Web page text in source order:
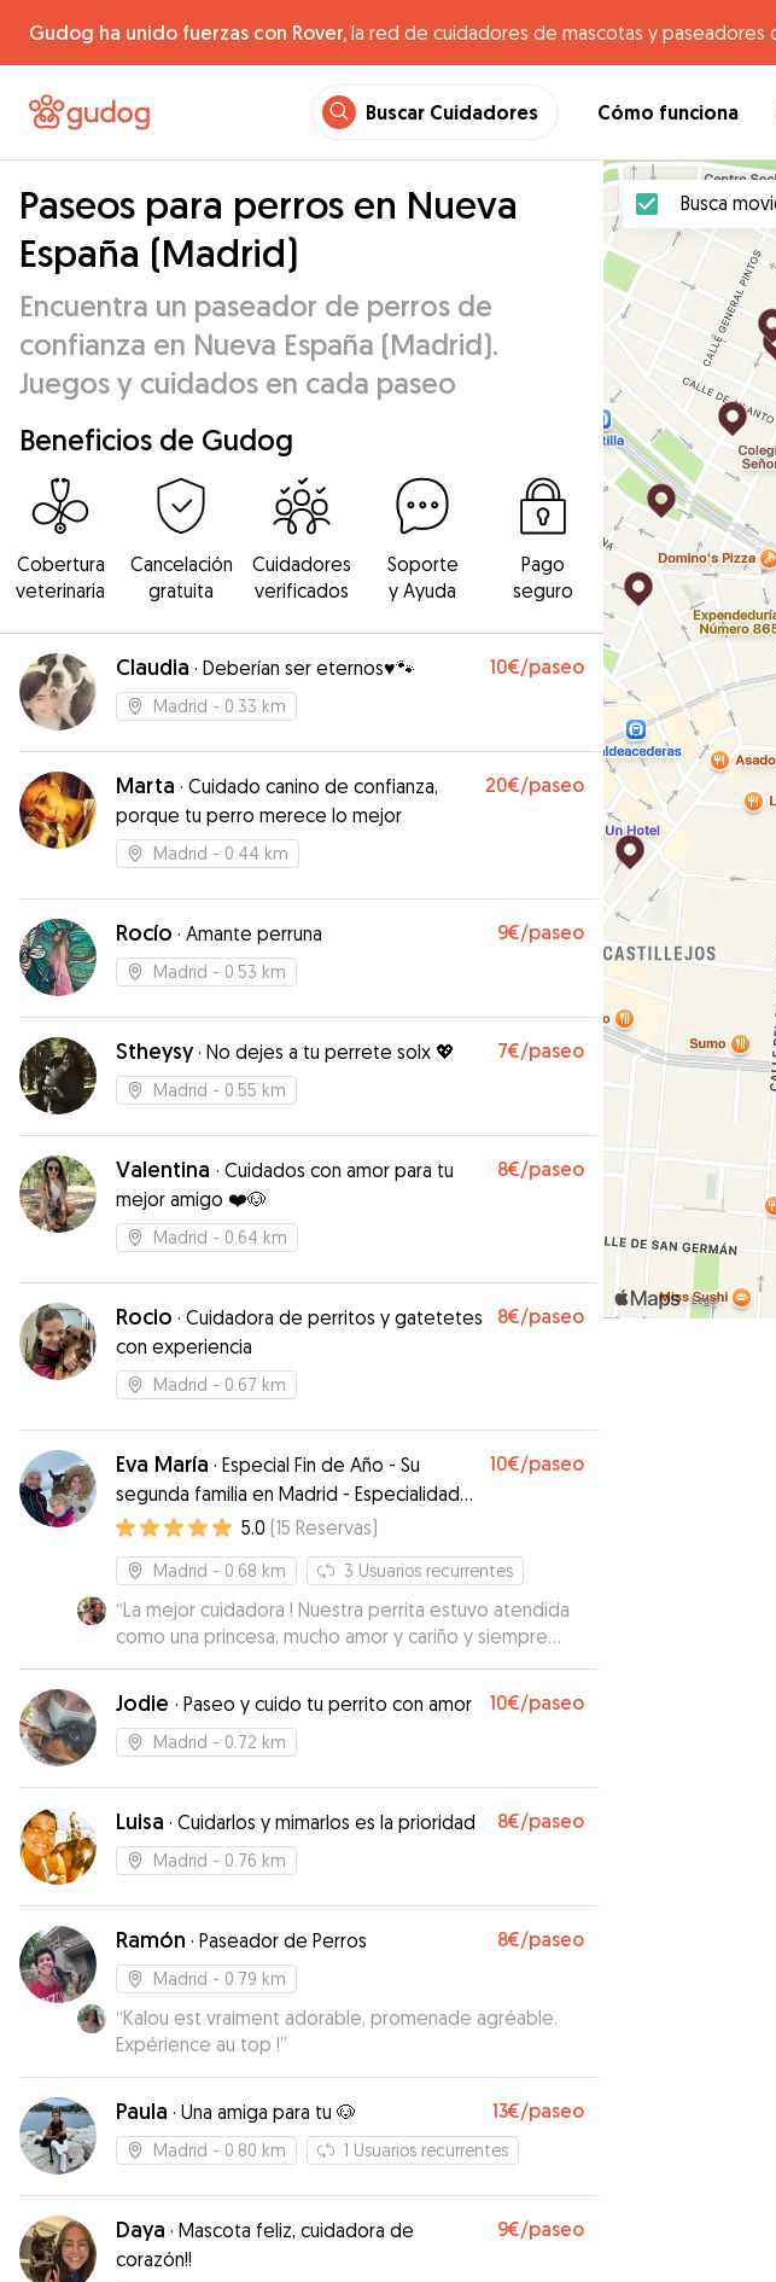
Gudog ha unido fuerzas con Rover, la red de cuidadores de mascotas y
Buscar Cuidadores Cómo funciona
Paseos para perros en Nueva
España (Madrid)
Encuentra un paseador de perros de
confianza en Nueva España (Madrid).
Juegos y cuidados en cada paseo
Beneficios de Gudog
Cobertura
veterinaria
Cancelación
gratuita
Cuidadores
verificados
Soporte
y Ayuda
Pago
seguro
Claudia · Deberían ser eternos♥️🐾 10€/paseo
Madrid - 0.33 km
Marta · Cuidado canino de confianza,
porque tu perro merece lo mejor
20€/paseo
Madrid - 0.44 km
Rocío · Amante perruna 9€/paseo
Madrid - 0.53 km
Stheysy· No dejes a tu perrete solx 💖 7€/paseo
Madrid - 0.55 km
Valentina · Cuidados con amor para tu
mejor amigo ❤️🐶
8€/paseo
Madrid - 0.64 km
Rocio · Cuidadora de perritos y gatetetes
con experiencia
8€/paseo
Madrid - 0.67 km
Eva María · Especial Fin de Año - Su
segunda familia en Madrid - Especialidad
en urgencias de último minuto! Disponible
en Fin de Año
10€/paseo
5.0 (15 Reservas)
Madrid - 0.68 km 3 Usuarios recurrentes
“La mejor cuidadora ! Nuestra perrita estuvo atendida
como una princesa, mucho amor y cariño y siempre
actualizándonos de las actividades que ivan
realizando
Jodie · Paseo y cuido tu perrito con amor 10€/paseo
Madrid - 0.72 km
Luisa · Cuidarlos y mimarlos es la prioridad 8€/paseo
Madrid - 0.76 km
Ramón · Paseador de Perros 8€/paseo
Madrid - 0.79 km
“Kalou est vraiment adorable, promenade agréable.
Expérience au top !”
Paula · Una amiga para tu 🐶 13€/paseo
Madrid - 0.80 km 1 Usuarios recurrentes
Daya · Mascota feliz, cuidadora de
corazón!!
9€/paseo
Busca